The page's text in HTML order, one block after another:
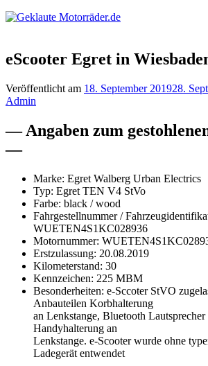
eScooter Egret in
Veröffentlicht am 18. September 201928.
Admin
— Angaben zum
—
Marke: Egret Walberg Urban Electrics
Typ: Egret TEN V4 StVo
Farbe: black / wood
Fahrgestellnummer /
WUETEN4S1KC028936
Motornummer:
Erstzulassung: 20.08.2019
Kilometerstand: 30
Kennzeichen: 225 MBM
Besonderheiten: e-Sccoter StVO
Anbauteilen Korbhalterung
an Lenkstange, Bluetooth Lautsprecher
Handyhalterung an
Lenkstange. e-Scooter wurde ohne
Ladegerät entwendet